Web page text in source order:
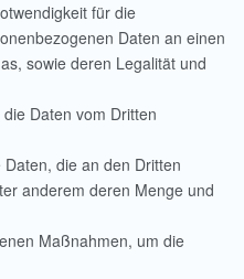
für die
Daten an einen
sowie deren Legalität und
Daten vom Dritten
die an den Dritten
anderem deren Menge und
Maßnahmen, um die